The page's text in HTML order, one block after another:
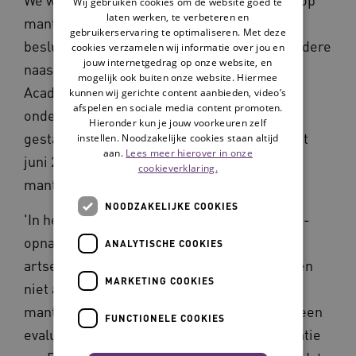
mantelzorger nu betrokken zijn bij de
besluitvorming rondom de zorg voor hun oudere
naaste. Daarom zijn we vanuit Vilans en het
Academisch Medisch Centrum (AMC) het
onderzoekSamen beslissen met ouderen
gestart. Het onderzoek liep van april 2016 tot
juni 2018 en er hebben 216 ouderen en 133
mantelzorgers aan deelgenomen.
'In het kader van het onderzoek heb ik video-
opnames gemaakt van hun gesprekken met
artsen. Voorafgaande aan het gesprek kregen
niet alleen de patiënten maar ook de
mantelzorgers een vragenlijst en na afloop een
evaluatie. Dit alles leverde een berg informatie
laten werken, te verbeteren en
gebruikerservaring te optimaliseren. Met deze
cookies verzamelen wij informatie over jou en
jouw internetgedrag op onze website, en
mogelijk ook buiten onze website. Hiermee
kunnen wij gerichte content aanbieden, video’s
afspelen en sociale media content promoten.
Hieronder kun je jouw voorkeuren zelf
instellen. Noodzakelijke cookies staan altijd
aan. Lees meer hierover in onze
cookieverklaring.
NOODZAKELIJKE COOKIES
ANALYTISCHE COOKIES
MARKETING COOKIES
FUNCTIONELE COOKIES